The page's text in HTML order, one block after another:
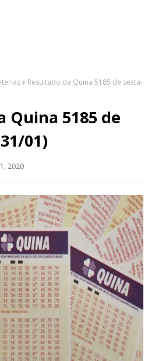
Resultado da Quina 5185 de sexta-
Quina 5185 de
01)
2020